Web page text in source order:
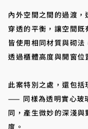
內外空間之間的過渡
穿透的平衡，讓空間
皆使用相同材質與砌
透過櫃體高度與開窗位
此案特別之處，還包
—— 同樣為透明實心玻
同，產生微妙的深淺
度。